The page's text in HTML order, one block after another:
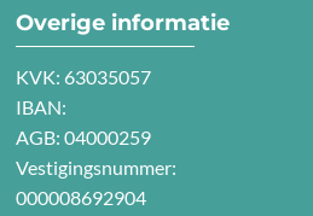
Overige informatie
KVK: 63035057
IBAN:
AGB: 04000259
Vestigingsnummer:
000008692904